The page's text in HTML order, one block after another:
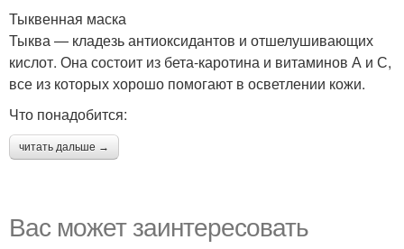
Тыквенная маска
Тыква — кладезь антиоксидантов и отшелушивающих
кислот. Она состоит из бета-каротина и витаминов А и С,
все из которых хорошо помогают в осветлении кожи.
Что понадобится:
читать дальше →
Вас может заинтересовать